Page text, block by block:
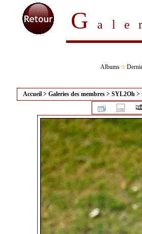
G
Albums
Accueil > Galeries des membres > SYL2Oh >